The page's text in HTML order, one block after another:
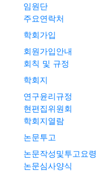
임원단
주요연락처
학회가입
회원가입안내
회칙 및 규정
학회지
연구윤리규정
현편집위원회
학회지열람
논문투고
논문작성및투고요령
논문심사양식